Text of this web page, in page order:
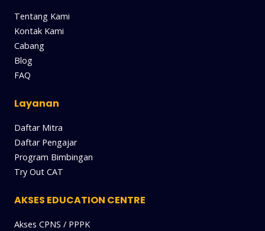
Tentang Kami
Kontak Kami
Cabang
Blog
FAQ
Layanan
Daftar Mitra
Daftar Pengajar
Program Bimbingan
Try Out CAT
AKSES EDUCATION CENTRE
Akses CPNS / PPPK